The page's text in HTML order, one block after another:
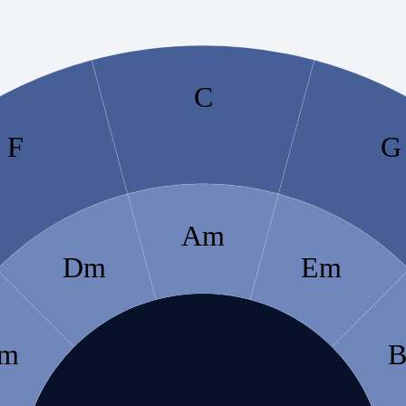
C
Am
G
Em
F
Dm